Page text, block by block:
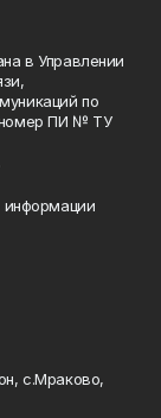
в Управлении
по
номер ПИ № ТУ
информации
с.Мраково,